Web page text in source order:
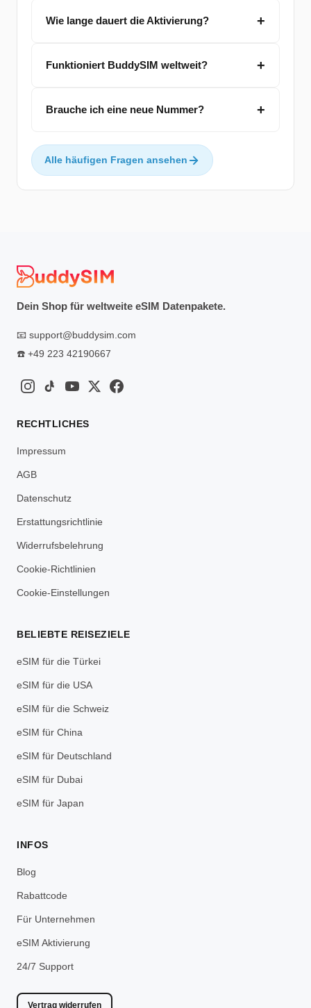
Wie lange dauert die Aktivierung?
Funktioniert BuddySIM weltweit?
Brauche ich eine neue Nummer?
Alle häufigen Fragen ansehen
Dein Shop für weltweite eSIM Datenpakete.
📧 support@buddysim.com
☎️ +49 223 42190667
RECHTLICHES
Impressum
AGB
Datenschutz
Erstattungsrichtlinie
Widerrufsbelehrung
Cookie-Richtlinien
Cookie-Einstellungen
BELIEBTE REISEZIELE
eSIM für die Türkei
eSIM für die USA
eSIM für die Schweiz
eSIM für China
eSIM für Deutschland
eSIM für Dubai
eSIM für Japan
INFOS
Blog
Rabattcode
Für Unternehmen
eSIM Aktivierung
24/7 Support
Vertrag widerrufen